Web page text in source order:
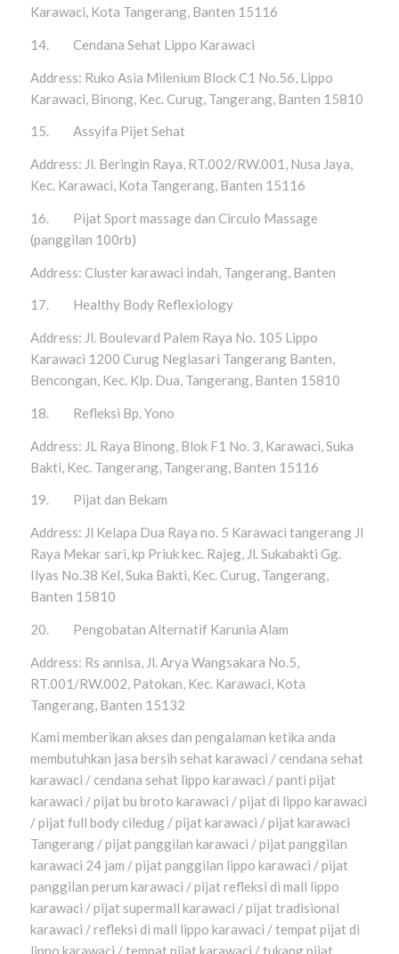
Karawaci, Kota Tangerang, Banten 15116
14. Cendana Sehat Lippo Karawaci
Address: Ruko Asia Milenium Block C1 No.56, Lippo
Karawaci, Binong, Kec. Curug, Tangerang, Banten 15810
15. Assyifa Pijet Sehat
Address: Jl. Beringin Raya, RT.002/RW.001, Nusa Jaya,
Kec. Karawaci, Kota Tangerang, Banten 15116
16. Pijat Sport massage dan Circulo Massage
(panggilan 100rb)
Address: Cluster karawaci indah, Tangerang, Banten
17. Healthy Body Reflexiology
Address: Jl. Boulevard Palem Raya No. 105 Lippo
Karawaci 1200 Curug Neglasari Tangerang Banten,
Bencongan, Kec. Klp. Dua, Tangerang, Banten 15810
18. Refleksi Bp. Yono
Address: JL Raya Binong, Blok F1 No. 3, Karawaci, Suka
Bakti, Kec. Tangerang, Tangerang, Banten 15116
19. Pijat dan Bekam
Address: Jl Kelapa Dua Raya no. 5 Karawaci tangerang Jl
Raya Mekar sari, kp Priuk kec. Rajeg, Jl. Sukabakti Gg.
Ilyas No.38 Kel, Suka Bakti, Kec. Curug, Tangerang,
Banten 15810
20. Pengobatan Alternatif Karunia Alam
Address: Rs annisa, Jl. Arya Wangsakara No.5,
RT.001/RW.002, Patokan, Kec. Karawaci, Kota
Tangerang, Banten 15132
Kami memberikan akses dan pengalaman ketika anda
membutuhkan jasa bersih sehat karawaci / cendana sehat
karawaci / cendana sehat lippo karawaci / panti pijat
karawaci / pijat bu broto karawaci / pijat di lippo karawaci
/ pijat full body ciledug / pijat karawaci / pijat karawaci
Tangerang / pijat panggilan karawaci / pijat panggilan
karawaci 24 jam / pijat panggilan lippo karawaci / pijat
panggilan perum karawaci / pijat refleksi di mall lippo
karawaci / pijat supermall karawaci / pijat tradisional
karawaci / refleksi di mall lippo karawaci / tempat pijat di